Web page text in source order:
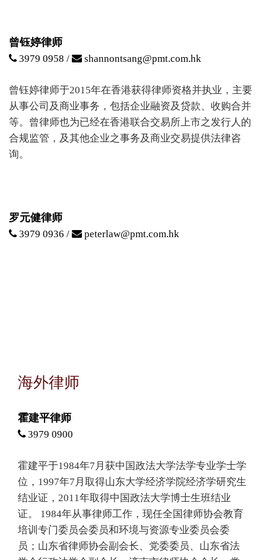
曾钰婷律师
3979 0958 / shannontsang@pmt.com.hk
曾钰婷律师于2015年在香港获得律师资格并执业，主要
从事公司及商业事务，包括企业融资及贷款、收购合并
等。曾律师也为已经在香港联合交易所上市之发行人的
合规监管，及其他企业之事务及商业交易提供法律咨
询。
罗元健律师
3979 0936 / peterlaw@pmt.com.hk
海外律师
霍建平律师
3979 0900
霍建平于1984年7月获中国政法大学法学专业学士学
位，1997年7月取得山东大学经济学院经济学研究生
结业证，2011年取得中国政法大学博士生班结业
证。 1984年从事律师工作，现任全国律师协会教育
培训专门委员会委员和环境与资源专业委员会委
员；山东省律师协会副会长、党委委员、山东省法